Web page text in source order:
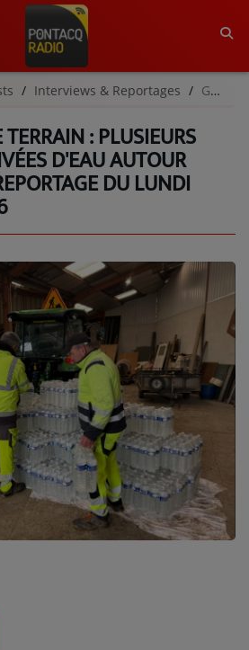
2027
PRO
RADIO
Interviews & Reportages Glissement de terrain : plusieurs communes privées d'eau autour de Pontacq - Reportage du lundi 16 février 2026
: PLUSIEURS
D'EAU AUTOUR
DU LUNDI